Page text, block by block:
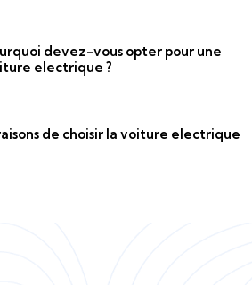
devez-vous opter pour une
electrique ?
de choisir la voiture electrique